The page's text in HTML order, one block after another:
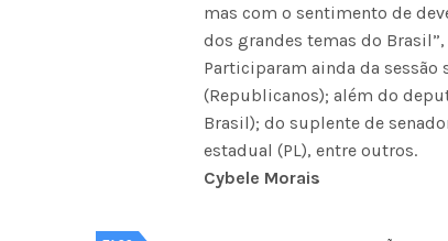
mas com o sentimento de
dos grandes temas do
Participaram ainda da sessão
(Republicanos); além do
Brasil); do suplente de
estadual (PL), entre outros.
Cybele Morais